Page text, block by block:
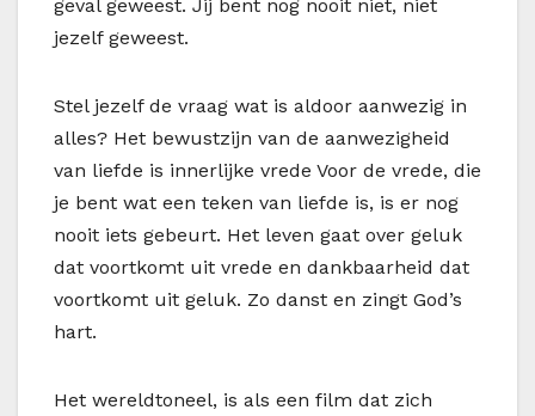
geval geweest. Jij bent nog nooit niet, niet
jezelf geweest.
Stel jezelf de vraag wat is aldoor aanwezig in
alles? Het bewustzijn van de aanwezigheid
van liefde is innerlijke vrede Voor de vrede, die
je bent wat een teken van liefde is, is er nog
nooit iets gebeurt. Het leven gaat over geluk
dat voortkomt uit vrede en dankbaarheid dat
voortkomt uit geluk. Zo danst en zingt God’s
hart.
Het wereldtoneel, is als een film dat zich